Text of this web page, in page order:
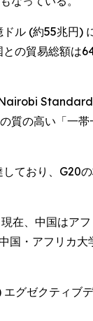
ル (約55兆円)
の貿易総額は
質の高い「一
ており、G20
在、中国はア
国・アフリカ大
グゼクティブ